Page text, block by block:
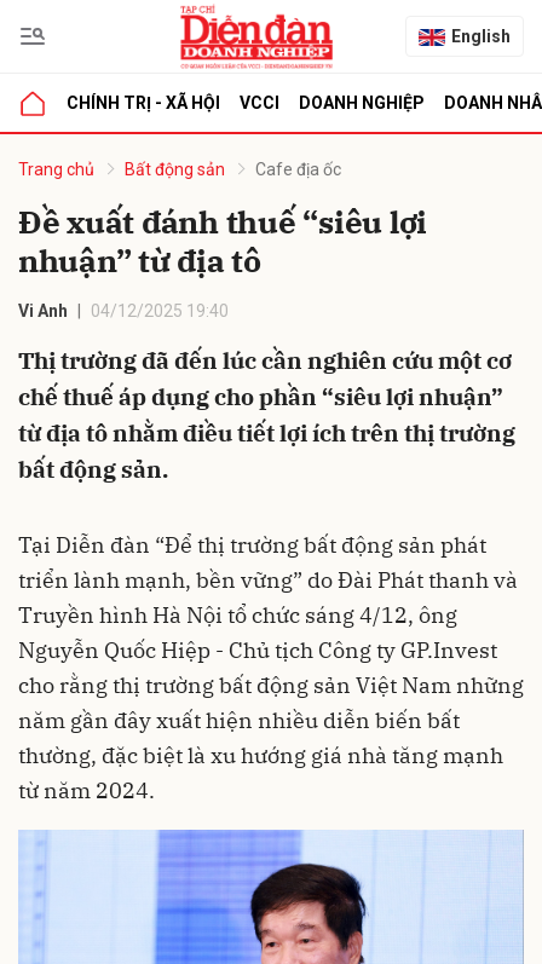
English
CHÍNH TRỊ - XÃ HỘI VCCI DOANH NGHIỆP DOANH
Trang chủ Bất động sản Cafe địa ốc
Đề xuất đánh thuế “siêu lợi
nhuận” từ địa tô
Vi Anh 04/12/2025 19:40
Thị trường đã đến lúc cần nghiên cứu một cơ
chế thuế áp dụng cho phần “siêu lợi nhuận”
từ địa tô nhằm điều tiết lợi ích trên thị trường
bất động sản.
Tại Diễn đàn “Để thị trường bất động sản phát
triển lành mạnh, bền vững” do Đài Phát thanh và
Truyền hình Hà Nội tổ chức sáng 4/12, ông
Nguyễn Quốc Hiệp - Chủ tịch Công ty GP.Invest
cho rằng thị trường bất động sản Việt Nam những
năm gần đây xuất hiện nhiều diễn biến bất
thường, đặc biệt là xu hướng giá nhà tăng mạnh
từ năm 2024.​
luận
Hủy